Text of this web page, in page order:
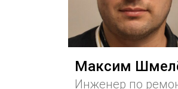
Максим
Инженер по